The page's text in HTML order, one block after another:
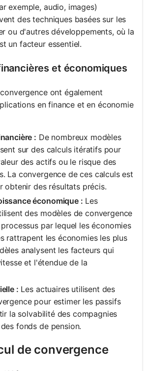
exemple, audio, images)
des techniques basées sur les
ou d'autres développements, où la
un facteur essentiel.
et économiques
ont également
en finance et en économie
: De nombreux modèles
sur des calculs itératifs pour
des actifs ou le risque des
La convergence de ces calculs est
obtenir des résultats précis.
économique : Les
des modèles de convergence
par lequel les économies
rattrapent les économies les plus
analysent les facteurs qui
et l'étendue de la
: Les actuaires utilisent des
pour estimer les passifs
la solvabilité des compagnies
fonds de pension.
de convergence